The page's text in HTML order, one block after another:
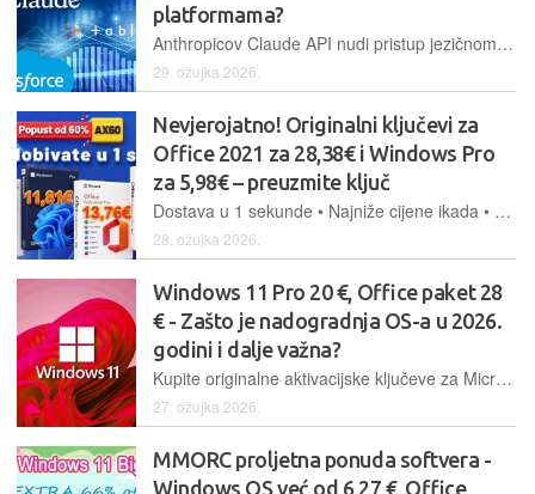
platformama?
Anthropicov Claude API nudi pristup jezičnom modelu koji se naplaćuje po potrošnji, bez fiksnih licenci po korisniku. Salesforce i Tableau, s druge strane, naplaćuju za svakog zaposlenika koji ima pristup, bio aktivan ili ne. Kad AI agent radi posao, licenca postaje trošak bez pokrića
29. ožujka 2026.
Nevjerojatno! Originalni ključevi za
Office 2021 za 28,38€ i Windows Pro
za 5,98€ – preuzmite ključ
Dostava u 1 sekunde • Najniže cijene ikada • 100% sigurno i pouzdano
28. ožujka 2026.
Windows 11 Pro 20 €, Office paket 28
€ - Zašto je nadogradnja OS-a u 2026.
godini i dalje važna?
Kupite originalne aktivacijske ključeve za Microsoft Windows i Office po vrlo konkurentnim cijenama.
27. ožujka 2026.
MMORC proljetna ponuda softvera -
Windows OS već od 6,27 €, Office